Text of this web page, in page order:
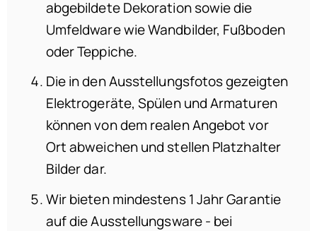
abgebildete Dekoration sowie die
Umfeldware wie Wandbilder, Fußboden
oder Teppiche.
Die in den Ausstellungsfotos gezeigten
Elektrogeräte, Spülen und Armaturen
können von dem realen Angebot vor
Ort abweichen und stellen Platzhalter
Bilder dar.
Wir bieten mindestens 1 Jahr Garantie
auf die Ausstellungsware - bei